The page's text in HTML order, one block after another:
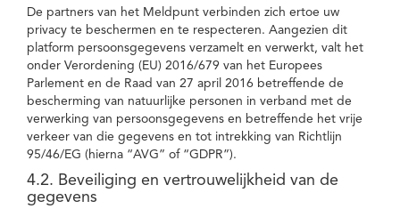
De partners van het Meldpunt verbinden zich ertoe uw
privacy te beschermen en te respecteren. Aangezien dit
platform persoonsgegevens verzamelt en verwerkt, valt het
onder Verordening (EU) 2016/679 van het Europees
Parlement en de Raad van 27 april 2016 betreffende de
bescherming van natuurlijke personen in verband met de
verwerking van persoonsgegevens en betreffende het vrije
verkeer van die gegevens en tot intrekking van Richtlijn
95/46/EG (hierna “AVG” of “GDPR”).
4.2. Beveiliging en vertrouwelijkheid van de
gegevens